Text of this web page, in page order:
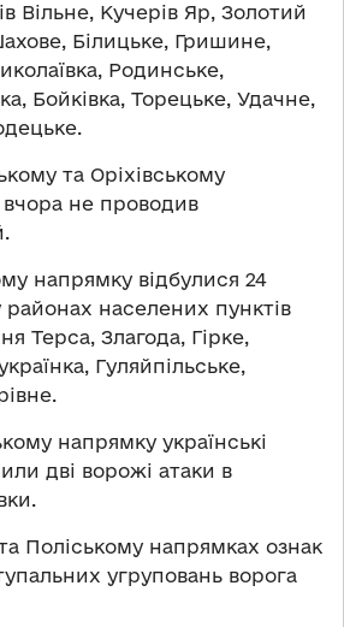
Вільне, Кучерів Яр, Золотий
Білицьке, Гришине,
Родинське,
Бойківка, Торецьке, Удачне,
та Оріхівському
не проводив
напрямку відбулися 24
районах населених пунктів
Терса, Злагода, Гірке,
Гуляйпільське,
напрямку українські
дві ворожі атаки в
Поліському напрямках ознак
угруповань ворога